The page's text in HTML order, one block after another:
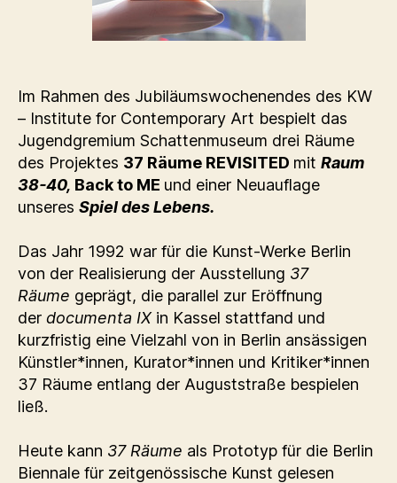
Im Rahmen des Jubiläumswochenendes des KW
– Institute for Contemporary Art bespielt das
Jugendgremium Schattenmuseum drei Räume
des Projektes 37 Räume REVISITED mit Raum
38-40, Back to ME und einer Neuauflage
unseres Spiel des Lebens.
Das Jahr 1992 war für die Kunst-Werke Berlin
von der Realisierung der Ausstellung 37
Räume geprägt, die parallel zur Eröffnung
der documenta IXin Kassel stattfand und
kurzfristig eine Vielzahl von in Berlin ansässigen
Künstler*innen, Kurator*innen und Kritiker*innen
37 Räume entlang der Auguststraße bespielen
ließ.
Heute kann 37 Räume als Prototyp für die Berlin
Biennale für zeitgenössische Kunst gelesen